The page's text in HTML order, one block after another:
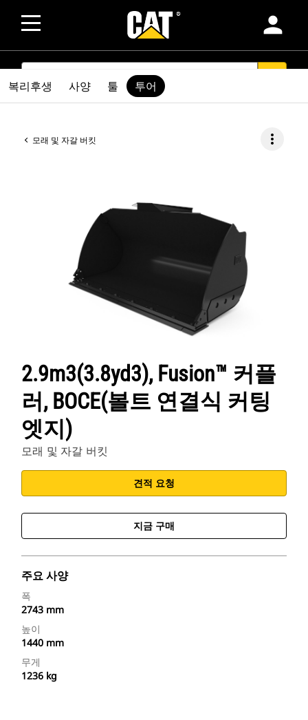
person
SEARCH
모래 및 자갈 버킷 more_vert
2.9m3(3.8yd3), Fusion™ 커플
러, BOCE(볼트 연결식 커팅
엣지)
모래 및 자갈 버킷
견적 요청
지금 구매
주요 사양
폭
2743 mm
높이
1440 mm
무게
1236 kg
복리후생 사양 툴 투어